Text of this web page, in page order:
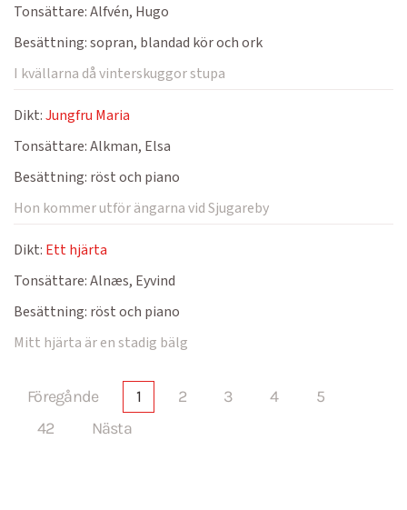
Tonsättare:Alfvén, Hugo
Besättning:sopran, blandad kör och ork
I kvällarna då vinterskuggor stupa
Dikt:Jungfru Maria
Tonsättare:Alkman, Elsa
Besättning: röst och piano
Hon kommer utför ängarna vid Sjugareby
Dikt: Ett hjärta
Tonsättare:Alnæs, Eyvind
Besättning: röst och piano
Mitt hjärta är en stadig bälg
Föregånde 1 2 3 4
5
42
Nästa